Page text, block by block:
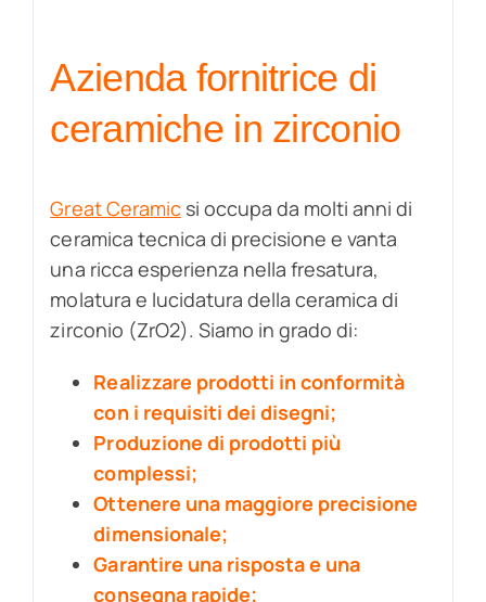
Azienda fornitrice di
ceramiche in zirconio
Great Ceramicsi occupa da molti anni di
ceramica tecnica di precisione e vanta
una ricca esperienza nella fresatura,
molatura e lucidatura della ceramica di
zirconio (ZrO2). Siamo in grado di:
Realizzare prodotti in conformità
con i requisiti dei disegni;
Produzione di prodotti più
complessi;
Ottenere una maggiore precisione
dimensionale;
Garantire una risposta e una
consegna rapide;